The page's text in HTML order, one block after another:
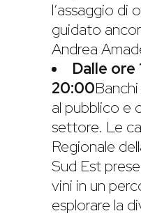
l’assaggio
guidato
Andrea
Dalle ore
20:00
al pubblico e
settore. Le
Regionale
Sud Est
vini in un
esplorare la